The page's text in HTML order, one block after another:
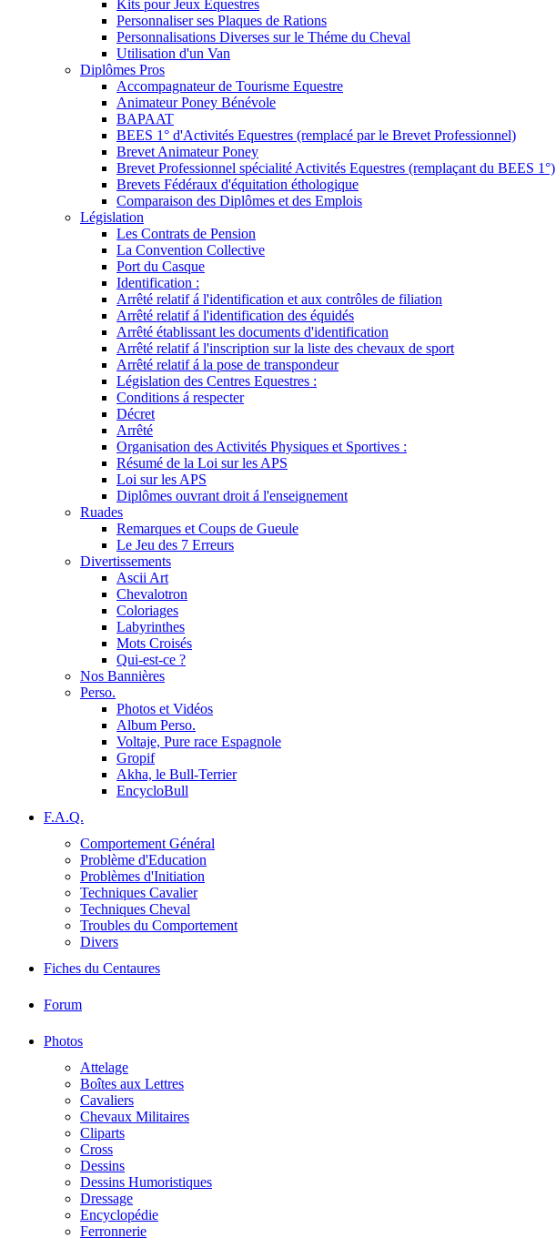
Kits pour Jeux Equestres
Personnaliser ses Plaques de Rations
Personnalisations Diverses sur le Théme du Cheval
Utilisation d'un Van
Diplômes Pros
Accompagnateur de Tourisme Equestre
Animateur Poney Bénévole
BAPAAT
BEES 1° d'Activités Equestres (remplacé par le Brevet Professionnel)
Brevet Animateur Poney
Brevet Professionnel spécialité Activités Equestres (remplaçant du BEES 1°)
Brevets Fédéraux d'équitation éthologique
Comparaison des Diplômes et des Emplois
Législation
Les Contrats de Pension
La Convention Collective
Port du Casque
Identification :
Arrêté relatif á l'identification et aux contrôles de filiation
Arrêté relatif á l'identification des équidés
Arrêté établissant les documents d'identification
Arrêté relatif á l'inscription sur la liste des chevaux de sport
Arrêté relatif á la pose de transpondeur
Législation des Centres Equestres :
Conditions á respecter
Décret
Arrêté
Organisation des Activités Physiques et Sportives :
Résumé de la Loi sur les APS
Loi sur les APS
Diplômes ouvrant droit á l'enseignement
Ruades
Remarques et Coups de Gueule
Le Jeu des 7 Erreurs
Divertissements
Ascii Art
Chevalotron
Coloriages
Labyrinthes
Mots Croisés
Qui-est-ce ?
Nos Bannières
Perso.
Photos et Vidéos
Album Perso.
Voltaje, Pure race Espagnole
Gropif
Akha, le Bull-Terrier
EncycloBull
F.A.Q.
Comportement Général
Problème d'Education
Problèmes d'Initiation
Techniques Cavalier
Techniques Cheval
Troubles du Comportement
Divers
Fiches du Centaures
Forum
Photos
Attelage
Boîtes aux Lettres
Cavaliers
Chevaux Militaires
Cliparts
Cross
Dessins
Dessins Humoristiques
Dressage
Encyclopédie
Ferronnerie